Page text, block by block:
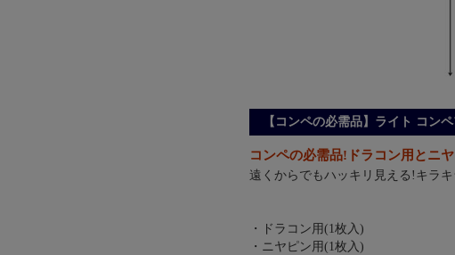
【コンペの必需品】ライト コン
コンペの必需品!ドラコン用とニ
遠くからでもハッキリ見える!キラ
・ドラコン用(1枚入)
・ニヤピン用(1枚入)